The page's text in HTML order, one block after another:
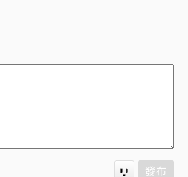
發布